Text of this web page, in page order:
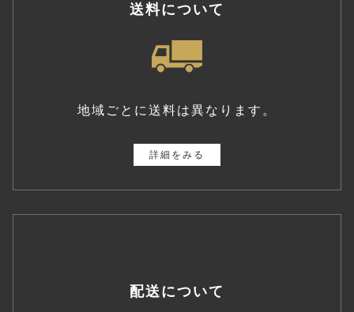
送料について
地域ごとに送料は異なります。
詳細をみる
配送について